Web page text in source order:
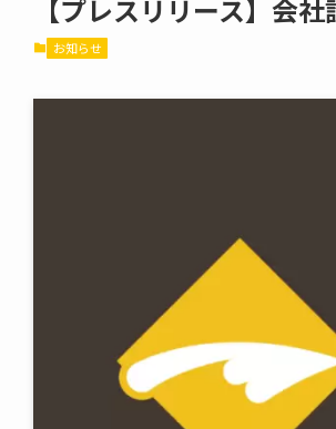
【プレスリリース】会
お知らせ